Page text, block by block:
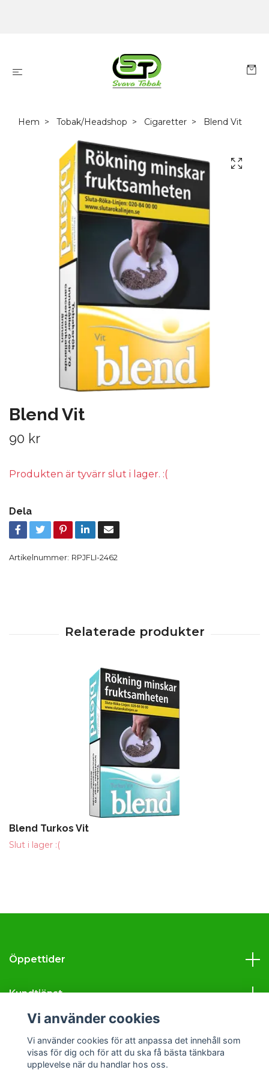
Hem Tobak/Headshop Cigaretter Blend Vit
Blend Vit
90 kr
Produkten är tyvärr slut i lager. :(
Dela
Artikelnummer: RPJFLI-2462
Blend Turkos Vit
Slut i lager :(
Öppettider
Kundtjänst
Läs mer
Sociala medier
Vi använder cookies
Vi använder cookies för att anpassa det innehåll som
visas för dig och för att du ska få bästa tänkbara
upplevelse när du handlar hos oss.